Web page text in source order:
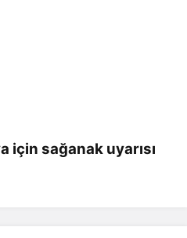
için sağanak uyarısı